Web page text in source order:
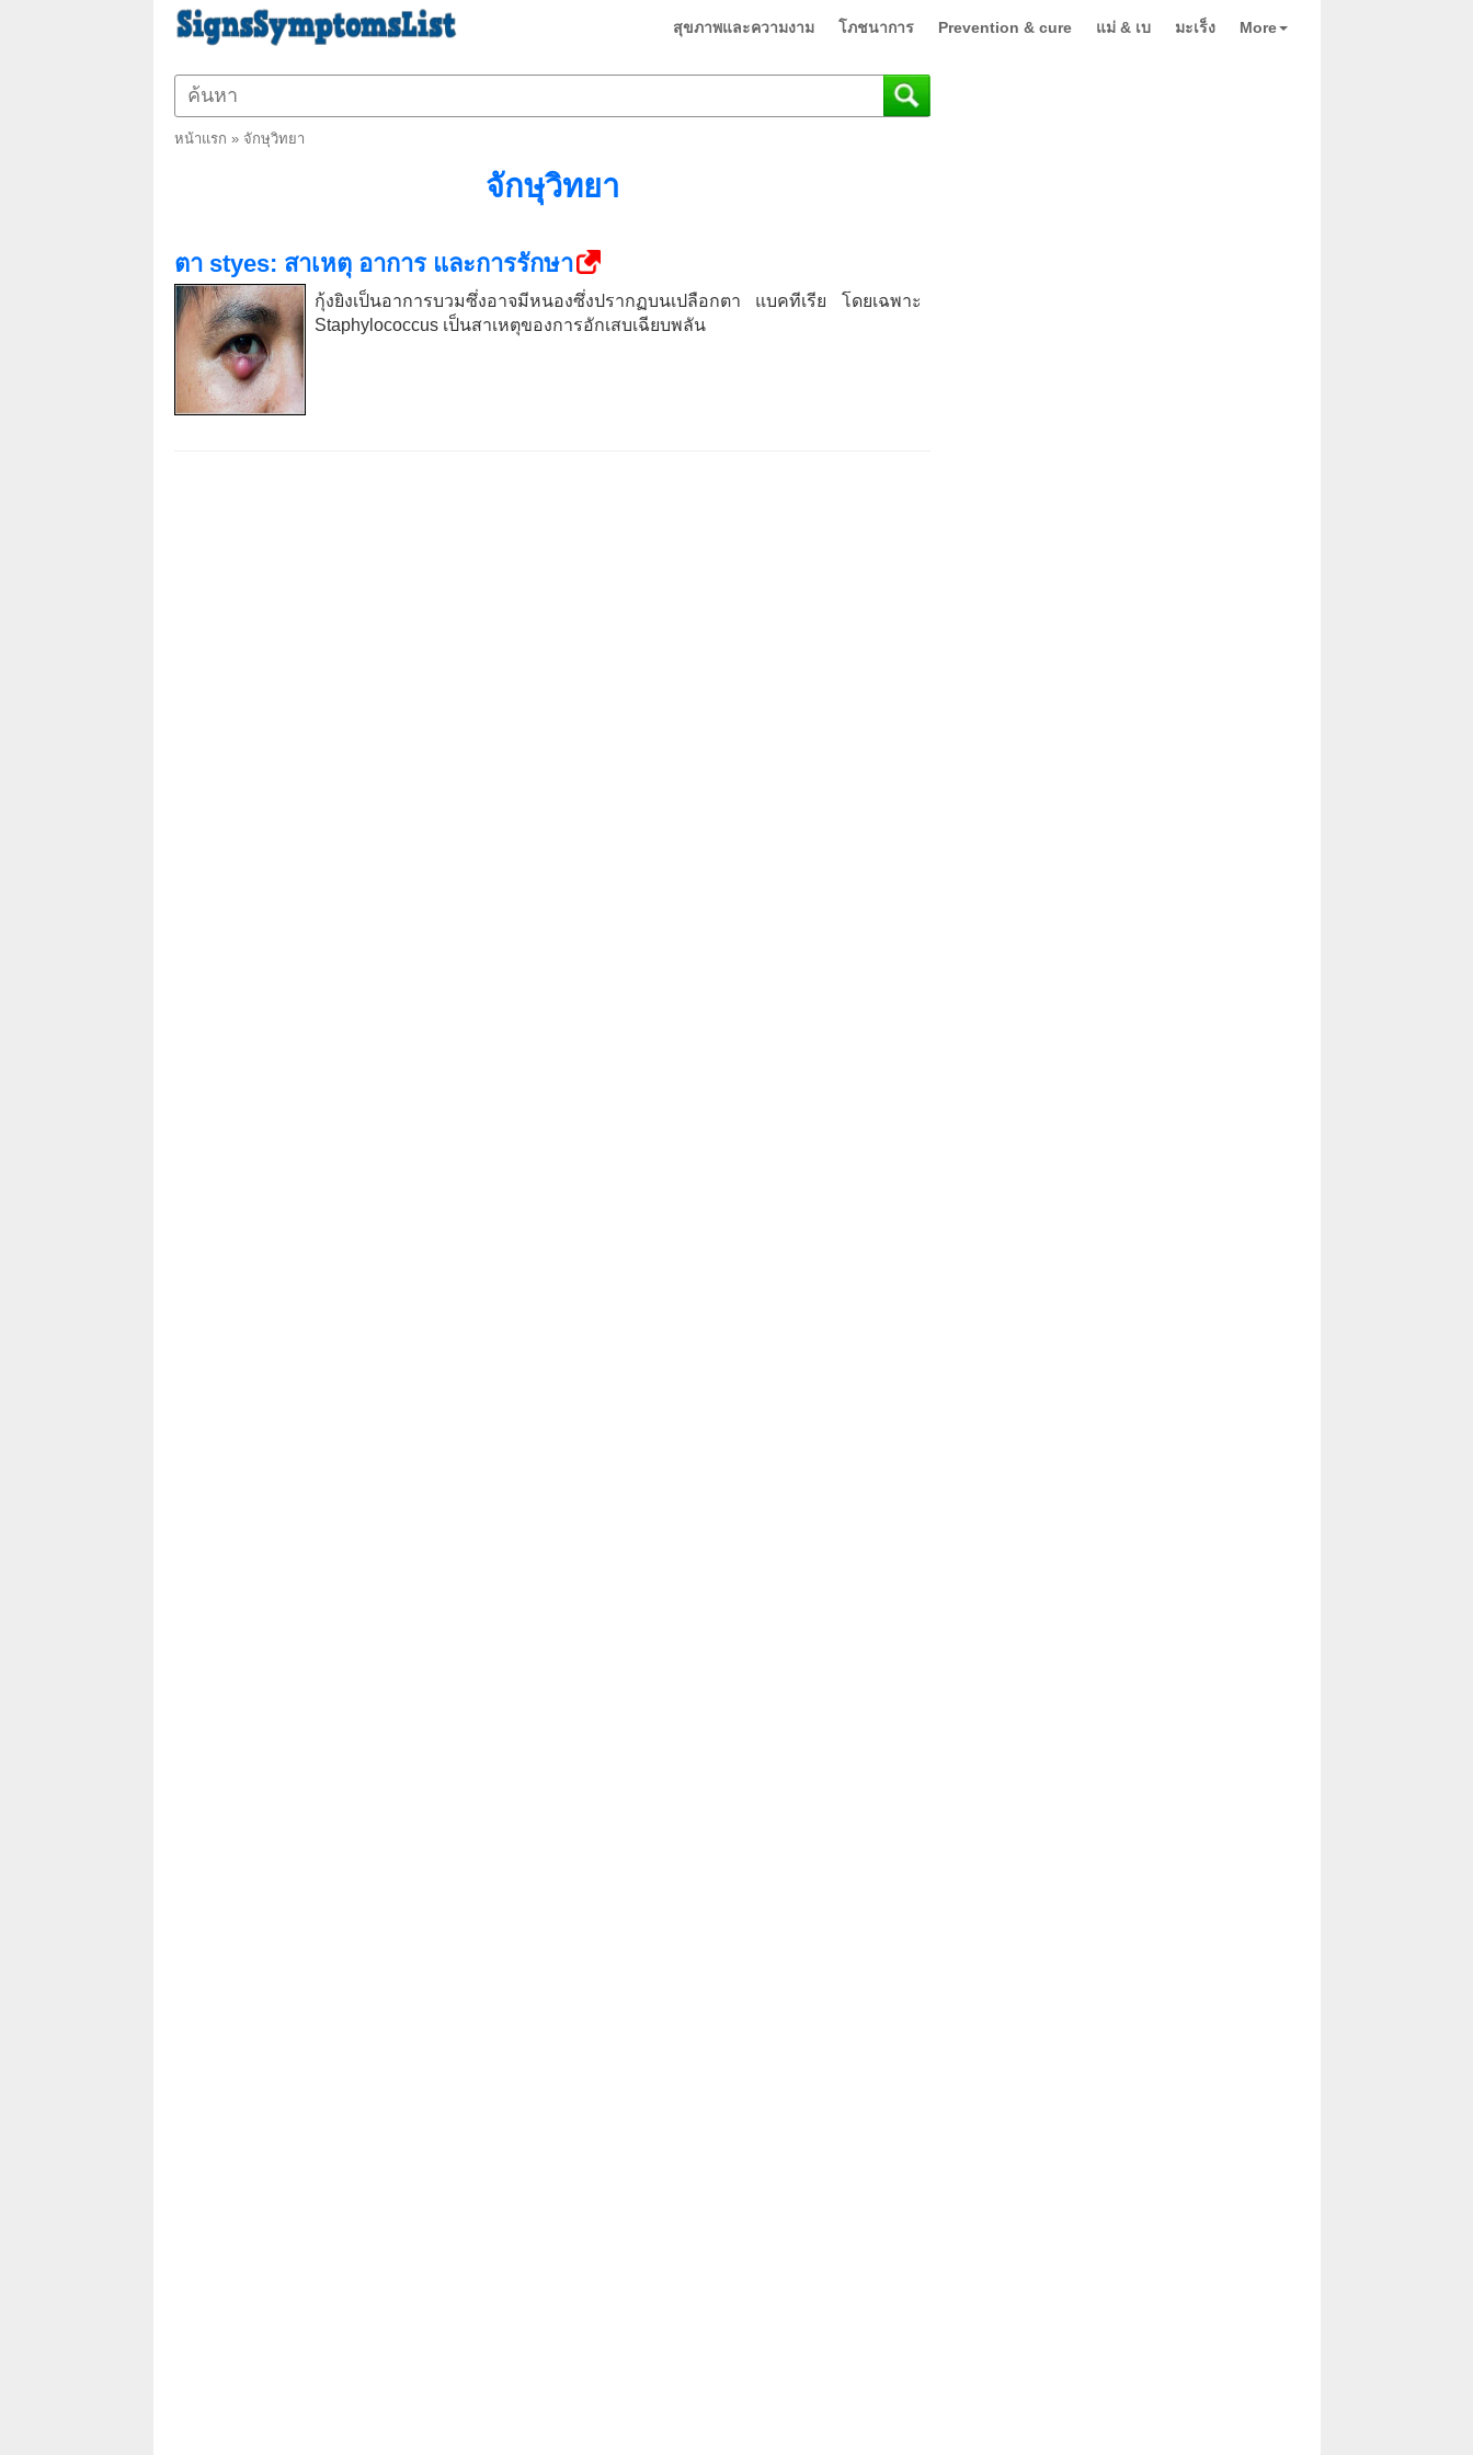
สุขภาพและความงาม โภชนาการ Prevention & cure แม่ & เบ มะเร็ง More
หน้าแรก » จักษุวิทยา
จักษุวิทยา
ตา styes: สาเหตุ อาการ และการรักษา
กุ้งยิงเป็นอาการบวมซึ่งอาจมีหนองซึ่งปรากฏบนเปลือกตา แบคทีเรีย โดยเฉพาะ
Staphylococcus เป็นสาเหตุของการอักเสบเฉียบพลัน